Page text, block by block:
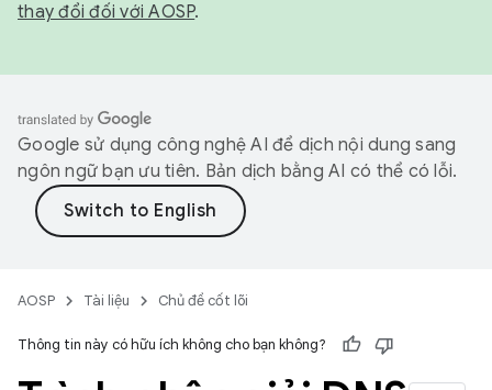
thay đổi đối với AOSP.
Google sử dụng công nghệ AI để dịch nội dung sang
ngôn ngữ bạn ưu tiên. Bản dịch bằng AI có thể có lỗi.
AOSP Tài liệu Chủ đề cốt lõi
Thông tin này có hữu ích không cho bạn không?